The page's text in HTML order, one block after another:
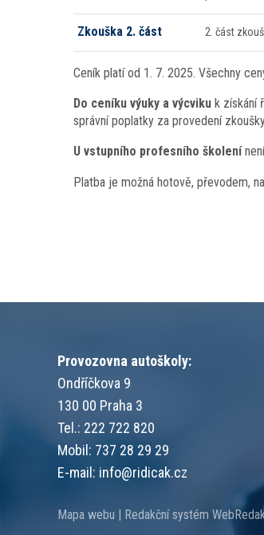
Zkouška 2. část 2. část
Ceník platí od 1. 7. 2025. Všechny
Do ceníku výuky a výcviku k získání
správní poplatky za provedení
U vstupního profesního školení
Platba je možná hotově, převodem,
Provozovna autoškoly:
Ondříčkova 9
130 00 Praha 3
Tel.: 222 722 820
Mobil: 737 28 29 29
E-mail: info@ridicak.cz
Mapa webu Redakční systém